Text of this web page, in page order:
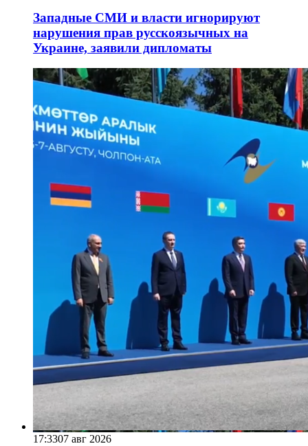
Западные СМИ и власти игнорируют
нарушения прав русскоязычных на
Украине, заявили дипломаты
17:3307 авг 2026